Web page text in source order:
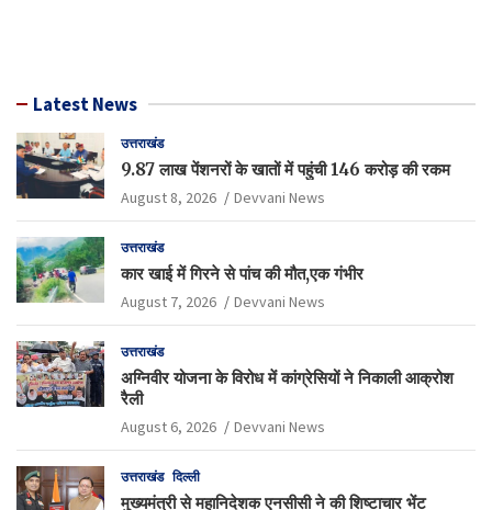
Latest News
उत्तराखंड
9.87 लाख पेंशनरों के खातों में पहुंची 146 करोड़ की रकम
August 8, 2026 Devvani News
उत्तराखंड
कार खाई में गिरने से पांच की मौत,एक गंभीर
August 7, 2026 Devvani News
उत्तराखंड
अग्निवीर योजना के विरोध में कांग्रेसियों ने निकाली आक्रोश
रैली
August 6, 2026 Devvani News
उत्तराखंड दिल्ली
मुख्यमंत्री से महानिदेशक एनसीसी ने की शिष्टाचार भेंट